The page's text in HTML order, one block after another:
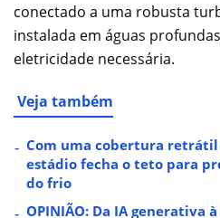
conectado a uma robusta
instalada em águas
eletricidade necessária.
Veja também
Com uma cobertura retrátil
estádio fecha o teto para
do frio
OPINIÃO: Da IA generativa